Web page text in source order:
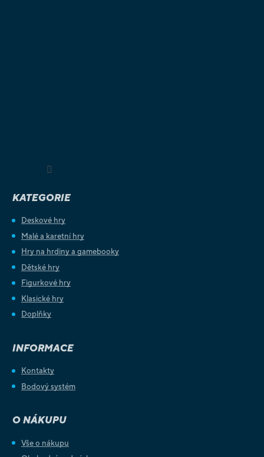
KATEGORIE
Deskové hry
Malé a karetní hry
Hry na hrdiny a gamebooky
Dětské hry
Figurkové hry
Klasické hry
Doplňky
INFORMACE
Kontakty
Bodový systém
O NÁKUPU
Vše o nákupu